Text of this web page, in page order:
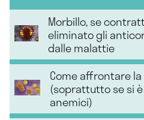
Morbillo, se
eliminato gli
dalle malattie
Come affrontare
(soprattutto se si
anemici)